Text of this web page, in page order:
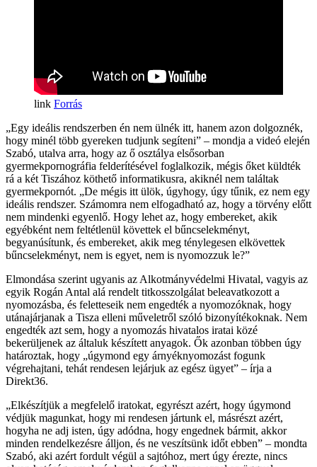
Forrás
„Egy ideális rendszerben én nem ülnék itt, hanem azon dolgoznék,
hogy minél több gyereken tudjunk segíteni” – mondja a videó elején
Szabó, utalva arra, hogy az ő osztálya elsősorban
gyermekpornográfia felderítésével foglalkozik, mégis őket küldték
rá a két Tiszához köthető informatikusra, akiknél nem találtak
gyermekpornót. „De mégis itt ülök, úgyhogy, úgy tűnik, ez nem egy
ideális rendszer. Számomra nem elfogadható az, hogy a törvény előtt
nem mindenki egyenlő. Hogy lehet az, hogy embereket, akik
egyébként nem feltétlenül követtek el bűncselekményt,
begyanúsítunk, és embereket, akik meg ténylegesen elkövettek
bűncselekményt, nem is egyet, nem is nyomozzuk le?”
Elmondása szerint ugyanis az Alkotmányvédelmi Hivatal, vagyis az
egyik Rogán Antal alá rendelt titkosszolgálat beleavatkozott a
nyomozásba, és feletteseik nem engedték a nyomozóknak, hogy
utánajárjanak a Tisza elleni műveletről szóló bizonyítékoknak. Nem
engedték azt sem, hogy a nyomozás hivatalos iratai közé
bekerüljenek az általuk készített anyagok. Ők azonban többen úgy
határoztak, hogy „úgymond egy árnyéknyomozást fogunk
végrehajtani, tehát rendesen lejárjuk az egész ügyet” – írja a
Direkt36.
„Elkészítjük a megfelelő iratokat, egyrészt azért, hogy úgymond
védjük magunkat, hogy mi rendesen jártunk el, másrészt azért,
hogyha ne adj isten, úgy adódna, hogy engednek bármit, akkor
minden rendelkezésre álljon, és ne veszítsünk időt ebben” – mondta
Szabó, aki azért fordult végül a sajtóhoz, mert úgy érezte, nincs